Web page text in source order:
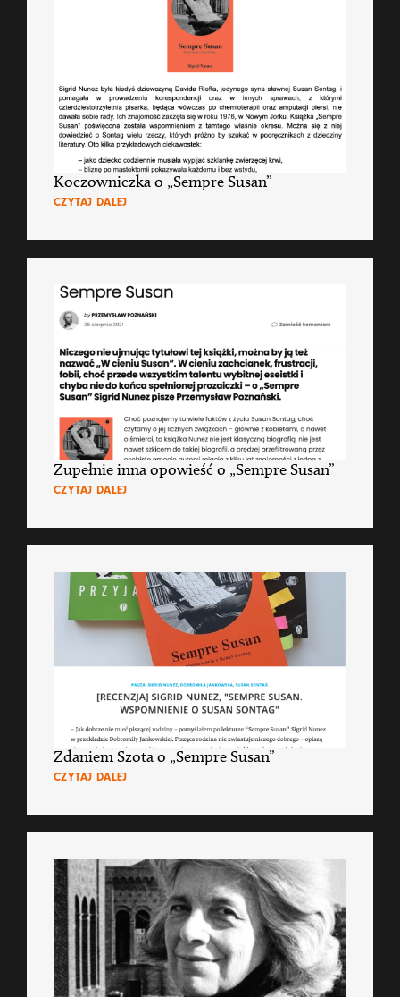
Koczowniczka o „Sempre Susan”
CZYTAJ DALEJ
Zupełnie inna opowieść o „Sempre Susan”
CZYTAJ DALEJ
Zdaniem Szota o „Sempre Susan”
CZYTAJ DALEJ